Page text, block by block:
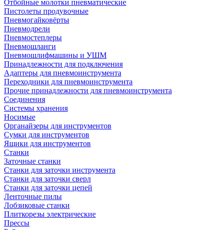
Отбойные молотки пневматические
Пистолеты продувочные
Пневмогайковёрты
Пневмодрели
Пневмостеплеры
Пневмошланги
Пневмошлифмашины и УШМ
Принадлежности для подключения
Адаптеры для пневмоинструмента
Переходники для пневмоинструмента
Прочие принадлежности для пневмоинструмента
Соединения
Системы хранения
Носимые
Органайзеры для инструментов
Сумки для инструментов
Ящики для инструментов
Станки
Заточные станки
Станки для заточки инструмента
Станки для заточки сверл
Станки для заточки цепей
Ленточные пилы
Лобзиковые станки
Плиткорезы электрические
Прессы